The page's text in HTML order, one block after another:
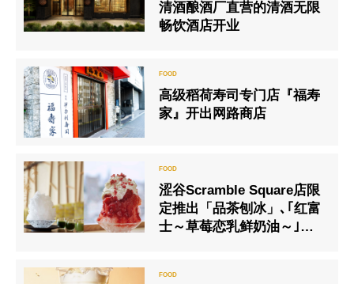
清酒酿酒厂直营的清酒无限
畅饮酒店开业
高级稻荷寿司专门店『福寿
家』开出网路商店
涩谷Scramble Square店限
定推出「品茶刨冰」､｢红富
士～草莓恋乳鲜奶油～｣的